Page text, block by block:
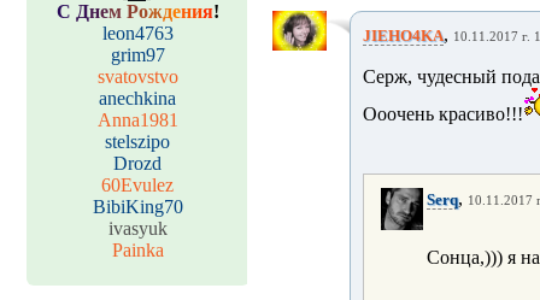
С Днем Рождения!
leon4763
grim97
svatovstvo
anechkina
Anna1981
stelszipo
Drozd
60Evulez
BibiKing70
ivasyuk
Painka
JIEHO4KA, 10.11.2017 г.
Серж, чудесный
Ооочень красиво!!!
Serq, 10.11.2017
Сонца,))) я